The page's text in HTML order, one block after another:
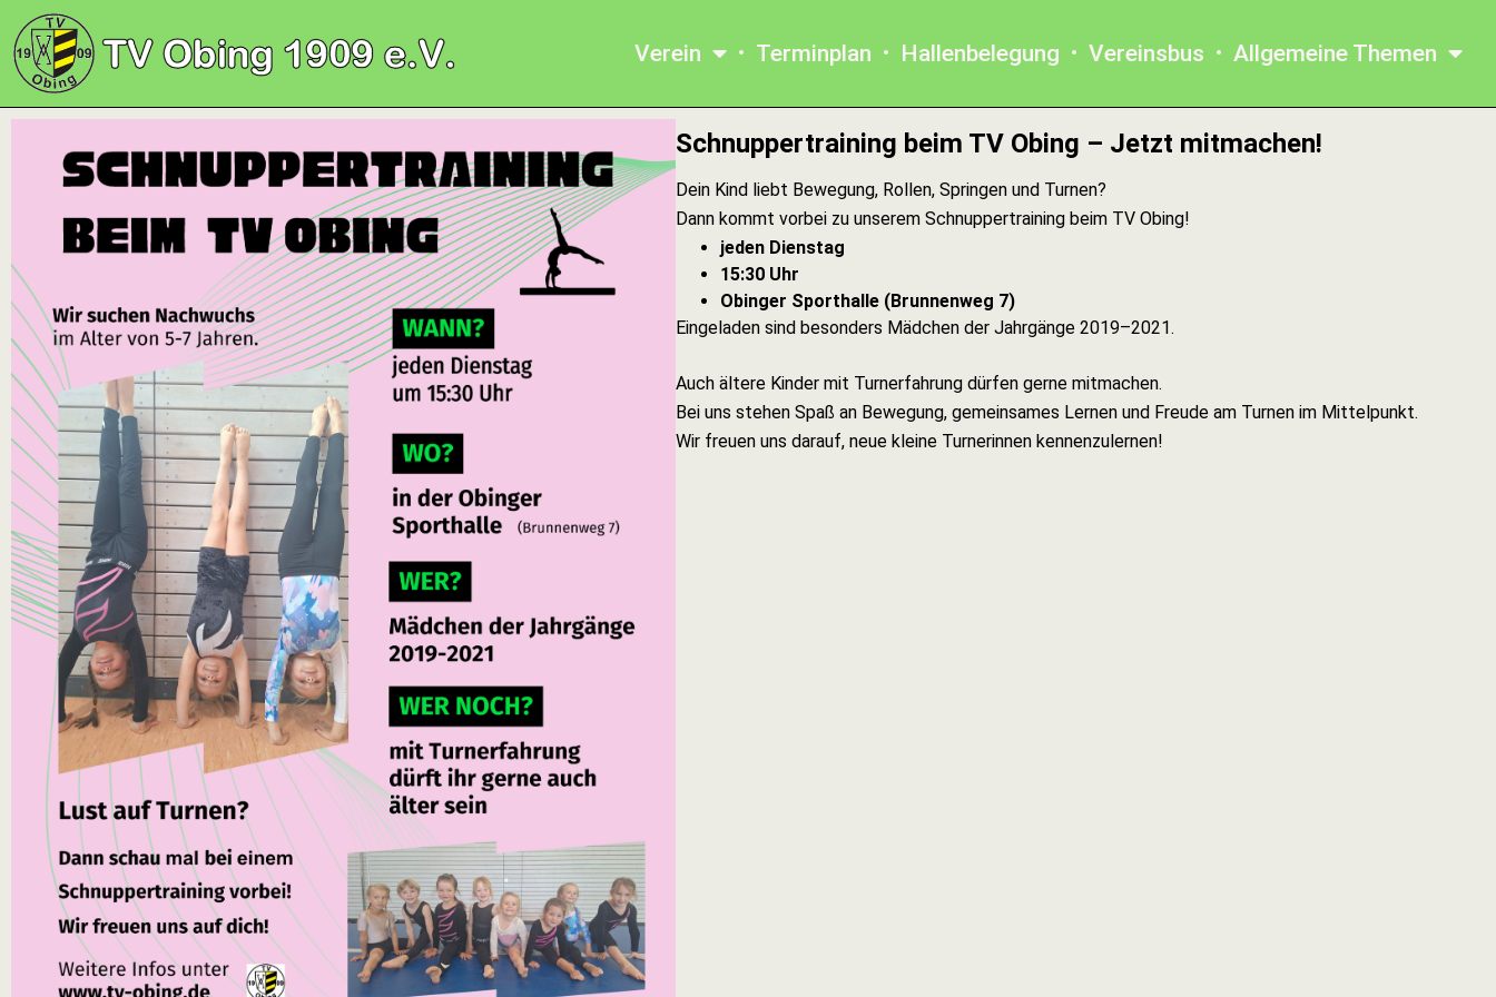
Verein Terminplan Hallenbelegung Vereinsbus Allgemeine Themen
Schnuppertraining beim TV Obing – Jetzt mitmachen!
Dein Kind liebt Bewegung, Rollen, Springen und Turnen?
Dann kommt vorbei zu unserem Schnuppertraining beim TV Obing!
jeden Dienstag
15:30 Uhr
Obinger Sporthalle (Brunnenweg 7)
Eingeladen sind besonders Mädchen der Jahrgänge 2019–2021.
Auch ältere Kinder mit Turnerfahrung dürfen gerne mitmachen.
Bei uns stehen Spaß an Bewegung, gemeinsames Lernen und Freude am Turnen im Mittelpunkt.
Wir freuen uns darauf, neue kleine Turnerinnen kennenzulernen!